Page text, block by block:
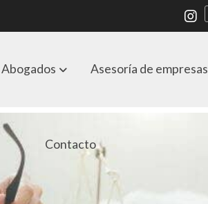
Abogados Asesoría de empresas
Contacto